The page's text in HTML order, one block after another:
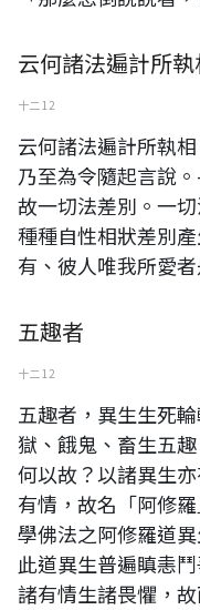
云何諸法遍計所執
十二 12
云何諸法遍計所執
乃至為令隨起言說
故一切法差別。一
種種自性相狀差別
有、彼人唯我所愛
五趣者
十二 12
五趣者，異生生死
獄、餓鬼、畜生五
何以故？以諸異生
有情，故名「阿修
學佛法之阿修羅道
此道異生普遍瞋恚
諸有情生諸畏懼，